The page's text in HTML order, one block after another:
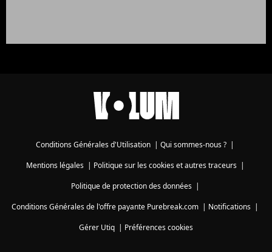
Conditions Générales d'Utilisation | Qui sommes-nous ? |
Mentions légales| Politique sur les cookies et autres traceurs|
Politique de protection des données|
Conditions Générales de l'offre payante Purebreak.com | Notifications |
Gérer Utiq | Préférences cookies